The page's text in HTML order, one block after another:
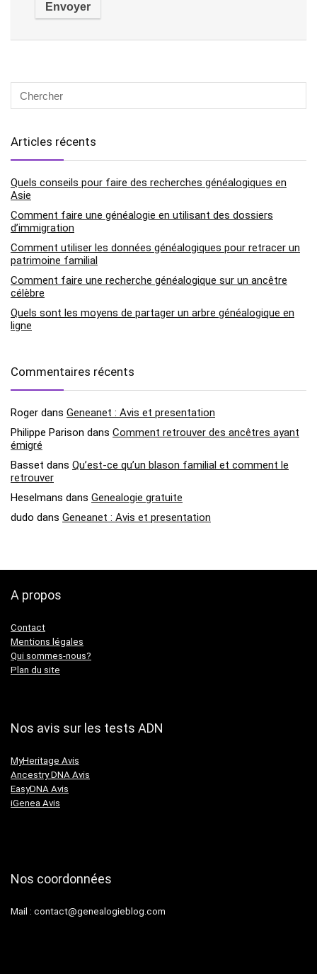
Articles récents
Quels conseils pour faire des recherches généalogiques en
Asie
Comment faire une généalogie en utilisant des dossiers
d’immigration
Comment utiliser les données généalogiques pour retracer un
patrimoine familial
Comment faire une recherche généalogique sur un ancêtre
célèbre
Quels sont les moyens de partager un arbre généalogique en
ligne
Commentaires récents
Roger dans Geneanet : Avis et presentation
Philippe Parison dans Comment retrouver des ancêtres ayant
émigré
Basset dans Qu’est-ce qu’un blason familial et comment le
retrouver
Heselmans dans Genealogie gratuite
dudo dans Geneanet : Avis et presentation
A propos
Contact
Mentions légales
Qui sommes-nous?
Plan du site
Nos avis sur les tests ADN
MyHeritage Avis
Ancestry DNA Avis
EasyDNA Avis
iGenea Avis
Nos coordonnées
Mail : contact@genealogieblog.com